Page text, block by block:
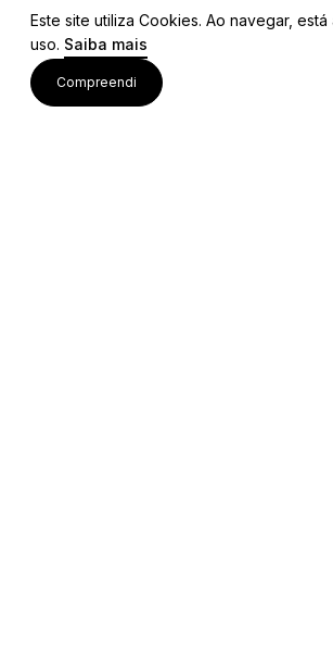
Este site utiliza Cookies. Ao navegar,
uso. Saiba mais
Compreendi
Links
Ligações Úteis
Contactos